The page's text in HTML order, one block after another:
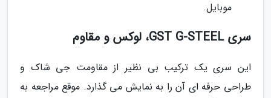
موبایل.
سری GST G-STEEL، لوکس و مقاوم
این سری یک ترکیب بی نظیر از مقاومت جی شاک و
طراحی حرفه ای آن را به نمایش می گذارد. موقع مراجعه به